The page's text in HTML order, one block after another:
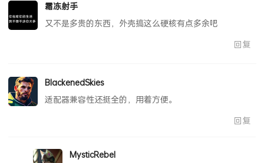
霜冻射手
又不是多贵的东西，外壳搞这么硬核有点多余吧
回复
BlackenedSkies
适配器兼容性还挺全的，用着方便。
回复
MysticRebel